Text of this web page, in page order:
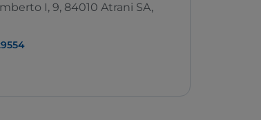
I, 9, 84010 Atrani SA,